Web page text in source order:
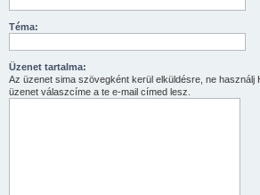
Téma:
Üzenet tartalma:
Az üzenet sima szövegként kerül elküldésre, ne használj
üzenet válaszcíme a te e-mail címed lesz.